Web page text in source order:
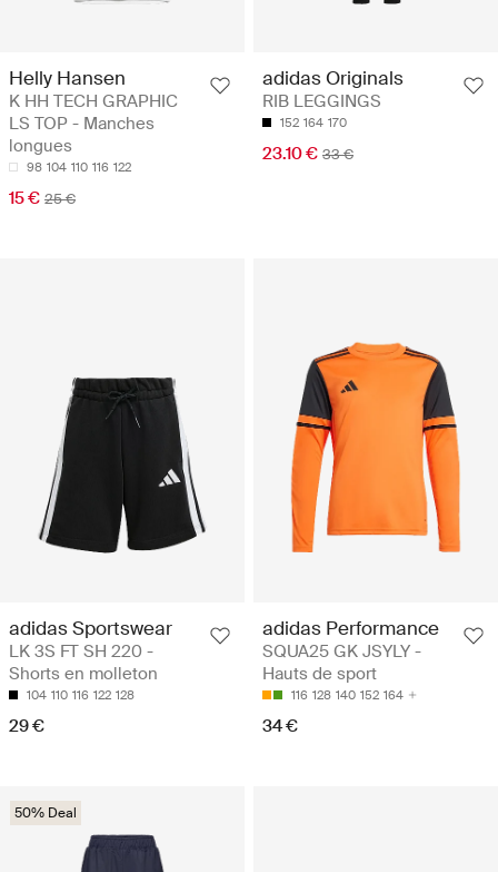
Helly Hansen
K HH TECH GRAPHIC
LS TOP - Manches
longues
98 104 110 116 122
15 € 25 €
adidas Originals
RIB LEGGINGS
152 164 170
23.10 € 33 €
adidas Sportswear
LK 3S FT SH 220 -
Shorts en molleton
104 110 116 122 128
29 €
adidas Performance
SQUA25 GK JSYLY -
Hauts de sport
116 128 140 152 164
34 €
50% Deal